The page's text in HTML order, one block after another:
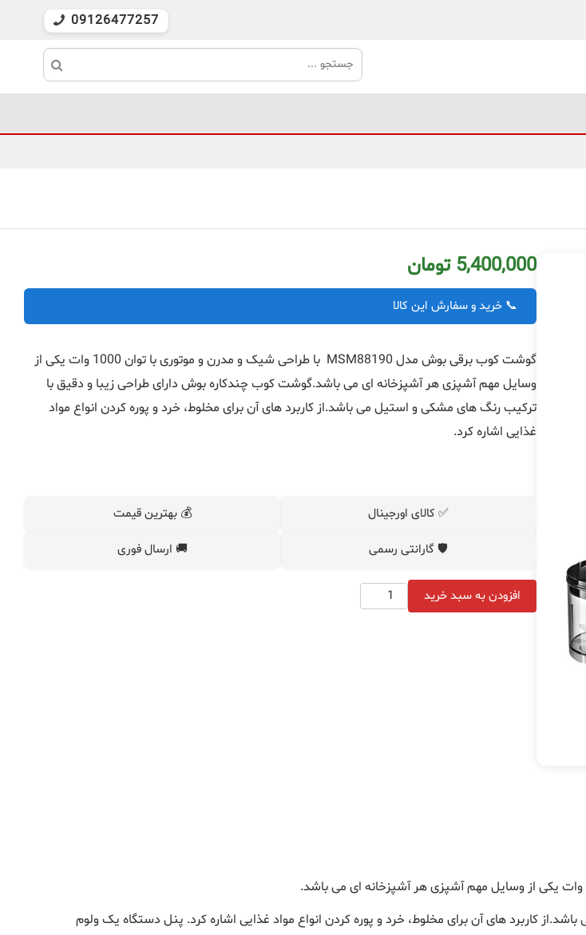
09126477257
5,400,000 تومان
📞 خرید و سفارش این کالا
گوشت کوب برقی بوش مدل MSM88190
با طراحی شیک و مدرن و موتوری با توان 1000 وات یکی از
وسایل مهم آشپزی هر آشپزخانه ای می باشد.گوشت کوب چندکاره بوش دارای طراحی زیبا و دقیق با
ترکیب رنگ های مشکی و استیل می باشد.از کاربرد های آن برای مخلوط، خرد و پوره کردن انواع مواد
غذایی اشاره کرد.
✅ کالای اورجینال 💰 بهترین قیمت
🛡️ گارانتی رسمی 🚚 ارسال فوری
افزودن به سبد خرید
کاربرد های آن برای مخلوط، خرد و پوره کردن انواع مواد غذایی اشاره کرد. پنل دستگاه یک ولوم